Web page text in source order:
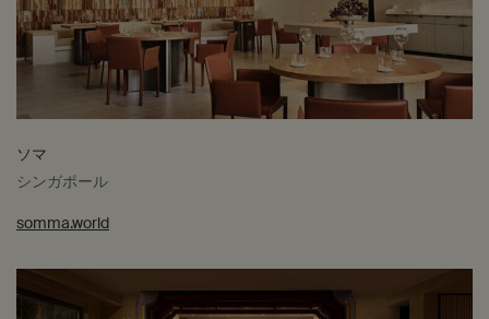
ソマ
シンガポール
somma.world